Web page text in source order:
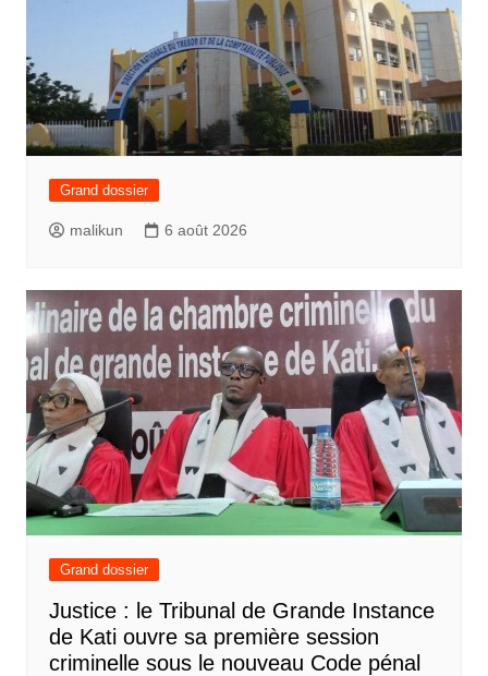
Grand dossier
malikun 6 août 2026
Grand dossier
Justice : le Tribunal de Grande Instance
de Kati ouvre sa première session
criminelle sous le nouveau Code pénal